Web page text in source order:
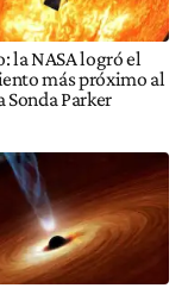
la NASA logró el
más próximo al
Sonda Parker